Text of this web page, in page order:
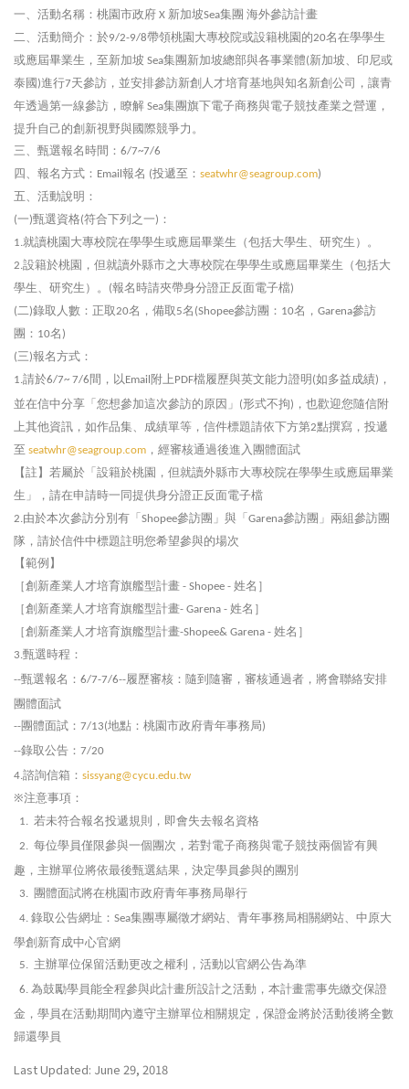
一、活動名稱：桃園市政府 X 新加坡Sea集團 海外參訪計畫
二、活動簡介：於9/2-9/8帶領桃園大專校院或設籍桃園的20名在學學生
或應屆畢業生，至新加坡 Sea集團新加坡總部與各事業體(新加坡、印尼或
泰國)進行7天參訪，並安排參訪新創人才培育基地與知名新創公司，讓青
年透過第一線參訪，瞭解 Sea集團旗下電子商務與電子競技產業之營運，
提升自己的創新視野與國際競爭力。
三、甄選報名時間： 6/7~7/6
四、報名方式： Email 報名 (投遞至： seatwhr@seagroup.com)
五、活動說明：
(一)甄選資格(符合下列之一) ：
1.就讀桃園大專校院在學學生或應屆畢業生（包括大學生、研究生）。
2.設籍於桃園，但就讀外縣市之大專校院在學學生或應屆畢業生（包括大
學生、研究生）。
(報名時請夾帶身分證正反面電子檔)
(二)錄取人數：正取20名，備取 5名 (Shopee參訪團： 10名， Garena參訪
團： 10名 )
(三)報名方式：
1.請於6/7~ 7/6間，以Email 附上PDF檔履歷與英文能力證明(如多益成績) ，
並在信中分享「您想參加這次參訪的原因」
(形式不拘) ，也歡迎您隨信附
上其他資訊，如作品集、成績單等，信件標題請依下方第2點撰寫，投遞
至 seatwhr@seagroup.com ，經審核通過後進入團體面試
【註】若屬於「設籍於桃園，但就讀外縣市大專校院在學學生或應屆畢業
生」，請在申請時一同提供身分證正反面電子檔
2.由於本次參訪分別有「Shopee參訪團」與「Garena參訪團」兩組參訪團
隊，請於信件中標題註明您希望參與的場次
【範例】
［創新產業人才培育旗艦型計畫 - Shopee - 姓名］
［創新產業人才培育旗艦型計畫- Garena - 姓名］
［創新產業人才培育旗艦型計畫-Shopee& Garena - 姓名］
3.甄選時程：
--甄選報名： 6/7-7/6--履歷審核：隨到隨審，審核通過者，將會聯絡安排
團體面試
--團體面試： 7/13(地點：桃園市政府青年事務局)
--錄取公告： 7/20
4.諮詢信箱： sissyang@cycu.edu.tw
※注意事項：
1. 若未符合報名投遞規則，即會失去報名資格
2. 每位學員僅限參與一個團次，若對電子商務與電子競技兩個皆有興
趣，主辦單位將依最後甄選結果，決定學員參與的團別
3. 團體面試將在桃園市政府青年事務局舉行
4. 錄取公告網址： Sea集團專屬徵才網站、青年事務局相關網站、中原大
學創新育成中心官網
5. 主辦單位保留活動更改之權利，活動以官網公告為準
6. 為鼓勵學員能全程參與此計畫所設計之活動，本計畫需事先繳交保證
金，學員在活動期間內遵守主辦單位相關規定，保證金將於活動後將全數
歸還學員
Last Updated: June 29, 2018